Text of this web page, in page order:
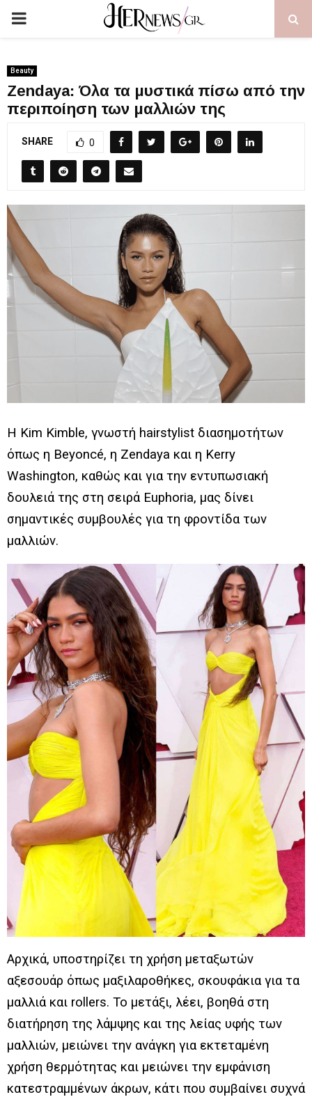
PRIMARY
Beauty
Zendaya: Όλα τα μυστικά πίσω από την
περιποίηση των μαλλιών της
SHARE 0
Η Kim Kimble, γνωστή hairstylist διασημοτήτων
όπως η Beyoncé, η Zendaya και η Kerry
Washington, καθώς και για την εντυπωσιακή
δουλειά της στη σειρά Euphoria, μας δίνει
σημαντικές συμβουλές για τη φροντίδα των
μαλλιών.
Αρχικά, υποστηρίζει τη χρήση μεταξωτών
αξεσουάρ όπως μαξιλαροθήκες, σκουφάκια για τα
μαλλιά και rollers. Το μετάξι, λέει, βοηθά στη
διατήρηση της λάμψης και της λείας υφής των
μαλλιών, μειώνει την ανάγκη για εκτεταμένη
χρήση θερμότητας και μειώνει την εμφάνιση
κατεστραμμένων άκρων, κάτι που συμβαίνει συχνά